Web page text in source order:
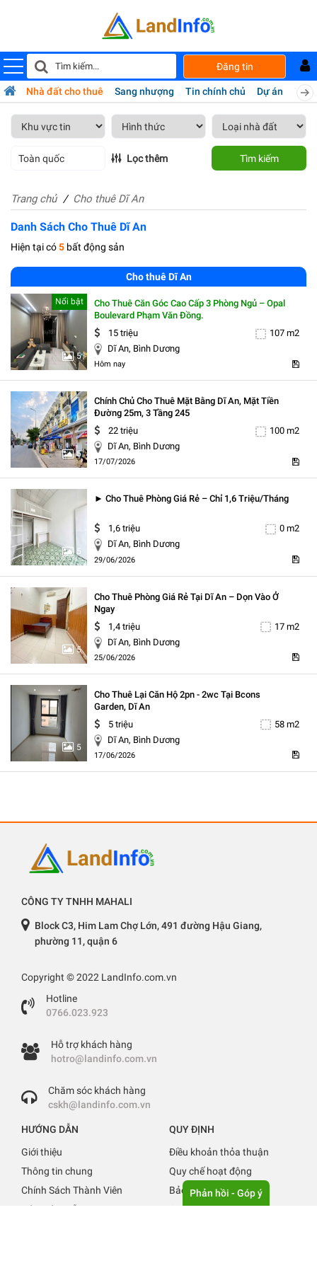
Đăng tin
Nhà đất cho thuê Sang nhượng Tin chính chủ Dự án
Toàn quốc Lọc thêm Tìm kiếm
Trang chủ Cho thuê Dĩ An
Danh Sách Cho Thuê Dĩ An
Hiện tại có5 bất động sản
Cho thuê Dĩ An
5
Nổi bật
Cho Thuê Căn Góc Cao Cấp 3 Phòng Ngủ – Opal
Boulevard Phạm Văn Đồng.
15 triệu
107 m2
Dĩ An, Bình Dương
Hôm nay
5
Chính Chủ Cho Thuê Mặt Bằng Dĩ An, Mặt Tiền
Đường 25m, 3 Tầng 245
22 triệu
100 m2
Dĩ An, Bình Dương
17/07/2026
5
► Cho Thuê Phòng Giá Rẻ – Chỉ 1,6 Triệu/tháng
1,6 triệu
0 m2
Dĩ An, Bình Dương
29/06/2026
5
Cho Thuê Phòng Giá Rẻ Tại Dĩ An – Dọn Vào Ở
Ngay
1,4 triệu
17 m2
Dĩ An, Bình Dương
25/06/2026
5
Cho Thuê Lại Căn Hộ 2pn - 2wc Tại Bcons
Garden, Dĩ An
5 triệu
58 m2
Dĩ An, Bình Dương
17/06/2026
CÔNG TY TNHH MAHALI
Block C3, Him Lam Chợ Lớn, 491 đường Hậu Giang,
phường 11, quận 6
Copyright © 2022 LandInfo.com.vn
Hotline
0766.023.923
Hỗ trợ khách hàng
hotro@landinfo.com.vn
Chăm sóc khách hàng
cskh@landinfo.com.vn
HƯỚNG DẪN
Giới thiệu
Thông tin chung
Chính Sách Thành Viên
Báo giá & Hỗ trợ
QUY ĐỊNH
Điều khoản thỏa thuận
Quy chế hoạt động
Bảo mật thông tin
Quy định đăng tin
Phản hồi - Góp ý